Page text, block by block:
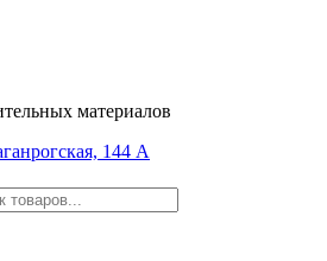
материалов
144 А